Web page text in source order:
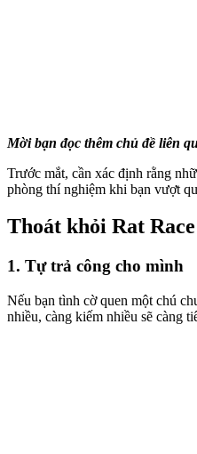
Mời bạn đọc thêm chủ đề liên
Trước mắt, cần xác định rằng
phòng thí nghiệm khi bạn vượt
Thoát khỏi Rat
1. Tự trả công cho mình​
Nếu bạn tình cờ quen một chú
nhiều, càng kiếm nhiều sẽ càng